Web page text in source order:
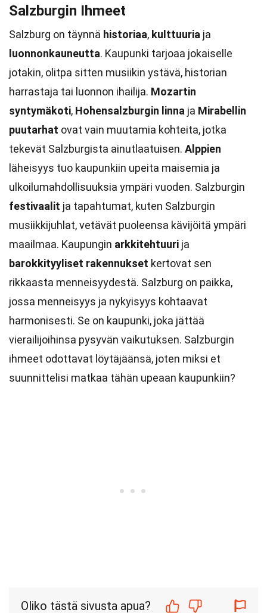
Salzburgin Ihmeet
Salzburg on täynnä historiaa, kulttuuria ja
luonnonkauneutta. Kaupunki tarjoaa jokaiselle
jotakin, olitpa sitten musiikin ystävä, historian
harrastaja tai luonnon ihailija. Mozartin
syntymäkoti, Hohensalzburgin linna ja Mirabellin
puutarhat ovat vain muutamia kohteita, jotka
tekevät Salzburgista ainutlaatuisen. Alppien
läheisyys tuo kaupunkiin upeita maisemia ja
ulkoilumahdollisuuksia ympäri vuoden. Salzburgin
festivaalit ja tapahtumat, kuten Salzburgin
musiikkijuhlat, vetävät puoleensa kävijöitä ympäri
maailmaa. Kaupungin arkkitehtuuri ja
barokkityyliset rakennukset kertovat sen
rikkaasta menneisyydestä. Salzburg on paikka,
jossa menneisyys ja nykyisyys kohtaavat
harmonisesti. Se on kaupunki, joka jättää
vierailijoihinsa pysyvän vaikutuksen. Salzburgin
ihmeet odottavat löytäjäänsä, joten miksi et
suunnittelisi matkaa tähän upeaan kaupunkiin?
Oliko tästä sivusta apua?